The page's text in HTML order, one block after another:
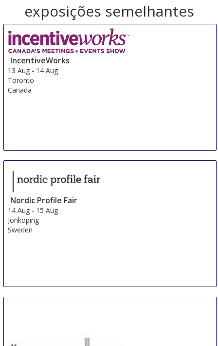
exposições semelhantes
IncentiveWorks
13 Aug - 14 Aug
Toronto
Canada
Nordic Profile Fair
14 Aug - 15 Aug
Jonkoping
Sweden